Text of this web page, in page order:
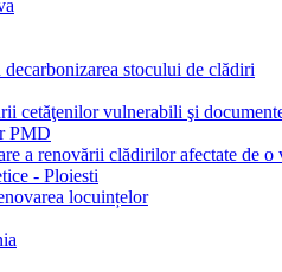
stocului de clădiri
cetăţenilor vulnerabili şi
PMD
a renovării clădirilor afectate de
- Ploiesti
locuințelor